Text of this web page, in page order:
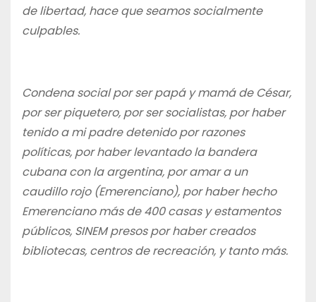
de libertad, hace que seamos socialmente
culpables.
Condena social por ser papá y mamá de César,
por ser piquetero, por ser socialistas, por haber
tenido a mi padre detenido por razones
políticas, por haber levantado la bandera
cubana con la argentina, por amar a un
caudillo rojo (Emerenciano), por haber hecho
Emerenciano más de 400 casas y estamentos
públicos, SINEM presos por haber creados
bibliotecas, centros de recreación, y tanto más.